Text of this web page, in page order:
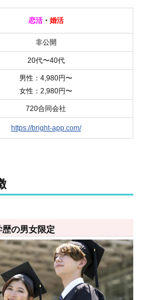
恋活・ 婚活
非公開
20代〜40代
男性：4,980円〜
女性：2,980円〜
720合同会社
https://bright-app.com/
の男女限定